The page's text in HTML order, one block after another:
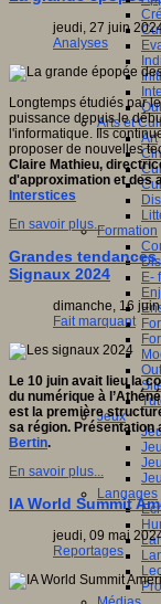
Arts et
Art
Formation
E-
Jeux
Langages
jeudi, 27 juin
Analyses
Longtemps étudiés par
puissance depuis le
l'informatique. Ils
proposer de nouvelles
Claire Mathieu,
d'approximation et des
Interstices
En savoir plus...
Grandes
Signaux 2024
dimanche, 16
Fait marquant
Le 10 juin avait lieu la
du numérique à
est la première
sa région. Présentation
Bertin.
En savoir plus...
IA World Summit
jeudi, 09 mai
Reportages